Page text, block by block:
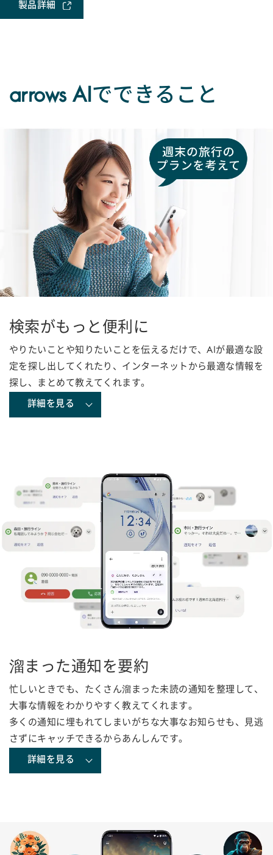
製品詳細
arrows AIでできること
検索がもっと便利に
やりたいことや知りたいことを伝えるだけで、AIが最適な設
定を探し出してくれたり、インターネットから最適な情報を
探し、まとめて教えてくれます。
詳細を見る
溜まった通知を要約
忙しいときでも、たくさん溜まった未読の通知を整理して、
大事な情報をわかりやすく教えてくれます。
多くの通知に埋もれてしまいがちな大事なお知らせも、見逃
さずにキャッチできるからあんしんです。
詳細を見る